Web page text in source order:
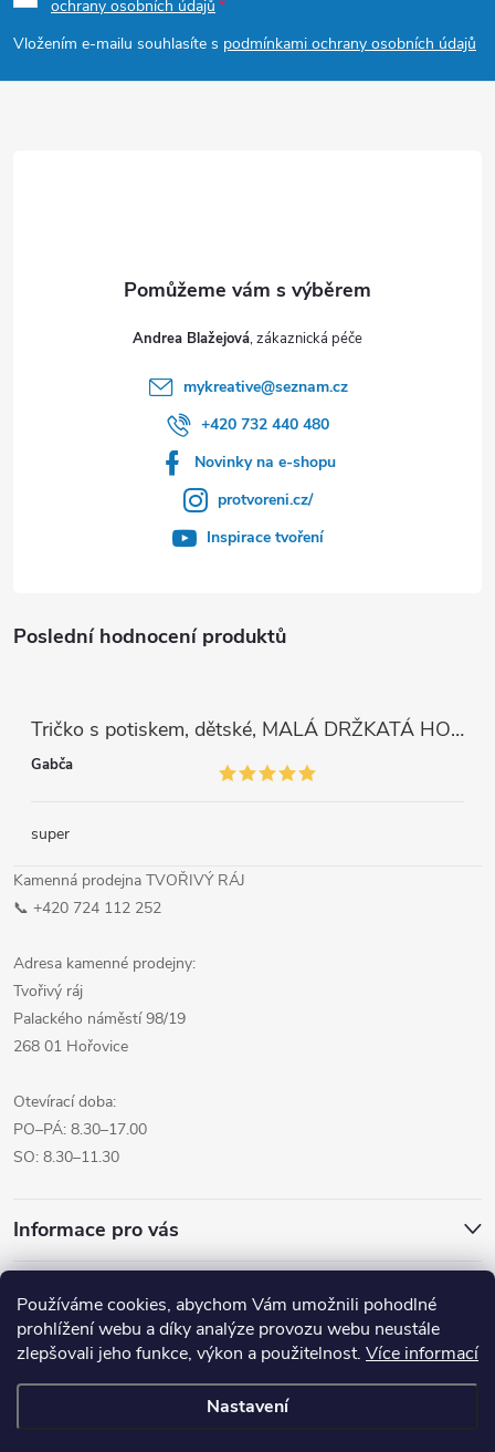
Používáme cookies, abychom Vám umožnili pohodlné
prohlížení webu a díky analýze provozu webu neustále
zlepšovali jeho funkce, výkon a použitelnost. Více informací
Nastavení
a
t
ochrany osobních údajů
Vložením e-mailu souhlasíte s podmínkami ochrany osobních údajů
Poslední hodnocení produktů
Tričko s potiskem, dětské, MALÁ DRŽKATÁ HOLKA, 1 ks
Gabča
super
Kamenná prodejna TVOŘIVÝ RÁJ
📞 +420 724 112 252
Adresa kamenné prodejny:
Tvořivý ráj
Palackého náměstí 98/19
268 01 Hořovice
Otevírací doba:
PO–PÁ: 8.30–17.00
SO: 8.30–11.30
Informace pro vás
Andrea Blažejová
mykreative@seznam.cz
+420 732 440 480
Novinky na e-shopu
protvoreni.cz/
Inspirace tvoření
Přijímáme online platby